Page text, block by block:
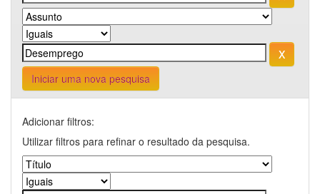
Iniciar uma nova pesquisa
Adicionar filtros:
Utilizar filtros para refinar o resultado da pesquisa.